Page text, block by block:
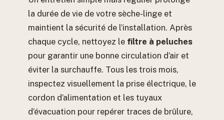
la durée de vie de votre sèche-linge et
maintient la sécurité de l’installation. Après
chaque cycle, nettoyez le filtre à peluches
pour garantir une bonne circulation d’air et
éviter la surchauffe. Tous les trois mois,
inspectez visuellement la prise électrique, le
cordon d’alimentation et les tuyaux
d’évacuation pour repérer traces de brûlure,